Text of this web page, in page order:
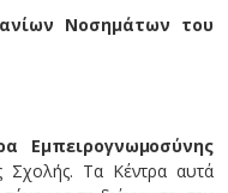
Νοσημάτων του
Εμπειρογνωμοσύνης
Σχολής. Τα Κέντρα αυτά